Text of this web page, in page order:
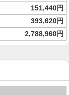
151,440円
393,620円
2,788,960円